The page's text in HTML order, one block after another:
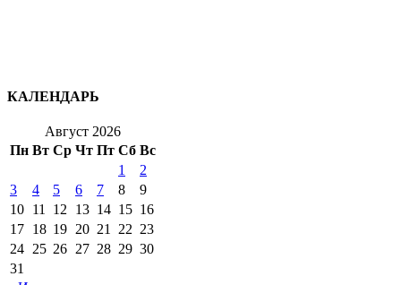
КАЛЕНДАРЬ
Август 2026
Пн Вт Ср Чт Пт Сб Вс
1
2
3
4 5 6 7 8
9
10 11 12 13 14 15 16
17 18 19 20 21 22 23
24 25 26 27 28 29 30
31